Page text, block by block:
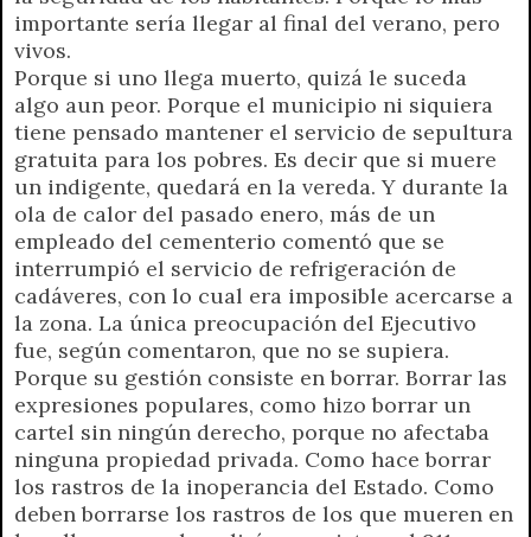
importante sería llegar al final del verano, pero
vivos.
Porque si uno llega muerto, quizá le suceda
algo aun peor. Porque el municipio ni siquiera
tiene pensado mantener el servicio de sepultura
gratuita para los pobres. Es decir que si muere
un indigente, quedará en la vereda. Y durante la
ola de calor del pasado enero, más de un
empleado del cementerio comentó que se
interrumpió el servicio de refrigeración de
cadáveres, con lo cual era imposible acercarse a
la zona. La única preocupación del Ejecutivo
fue, según comentaron, que no se supiera.
Porque su gestión consiste en borrar. Borrar las
expresiones populares, como hizo borrar un
cartel sin ningún derecho, porque no afectaba
ninguna propiedad privada. Como hace borrar
los rastros de la inoperancia del Estado. Como
deben borrarse los rastros de los que mueren en